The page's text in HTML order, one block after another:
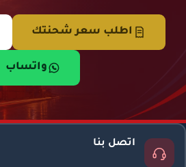
اطلب سعر شحنتك
واتساب
اتصل بنا